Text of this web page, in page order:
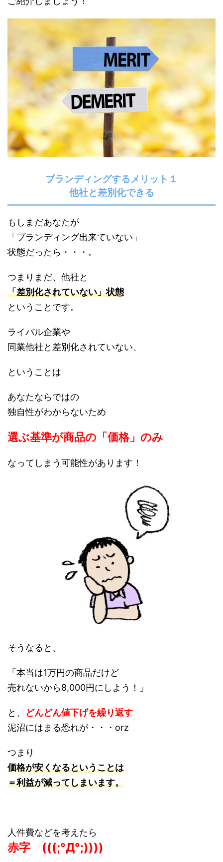
ブランディングするメリット１
他社と差別化できる
もしまだあなたが
「ブランディング出来ていない」
状態だったら・・・。
つまりまだ、他社と
「差別化されていない」状態
ということです。
ライバル企業や
同業他社と差別化されていない、
ということは
あなたならではの
独自性がわからないため
選ぶ基準が商品の「価格」のみ
なってしまう可能性があります！
そうなると、
「本当は1万円の商品だけど
売れないから8,000円にしよう！」
と、 どんどん値下げを繰り返す
泥沼にはまる恐れが・・・orz
つまり
価格が安くなるということは
＝利益が減ってしまいます。
人件費などを考えたら
赤字 (((;°Д°;))))